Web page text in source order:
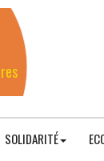
SOLIDARITÉ